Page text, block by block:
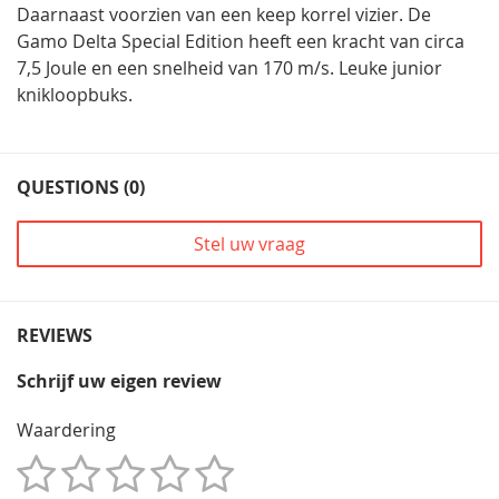
Daarnaast voorzien van een keep korrel vizier. De
Gamo Delta Special Edition heeft een kracht van circa
7,5 Joule en een snelheid van 170 m/s. Leuke junior
knikloopbuks.
QUESTIONS (0)
Stel uw vraag
REVIEWS
Schrijf uw eigen review
Waardering